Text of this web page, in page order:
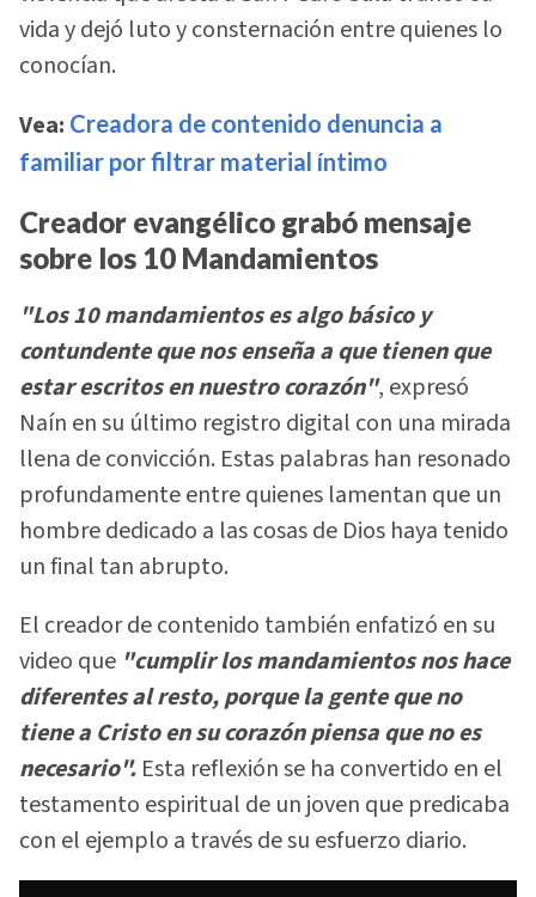
vida y dejó luto y consternación entre quienes lo
conocían.
Vea: Creadora de contenido denuncia a
familiar por filtrar material íntimo
Creador evangélico grabó mensaje
sobre los 10 Mandamientos
"Los 10 mandamientos es algo básico y
contundente que nos enseña a que tienen que
estar escritos en nuestro corazón", expresó
Naín en su último registro digital con una mirada
llena de convicción. Estas palabras han resonado
profundamente entre quienes lamentan que un
hombre dedicado a las cosas de Dios haya tenido
un final tan abrupto.
El creador de contenido también enfatizó en su
video que "cumplir los mandamientos nos hace
diferentes al resto, porque la gente que no
tiene a Cristo en su corazón piensa que no es
necesario". Esta reflexión se ha convertido en el
testamento espiritual de un joven que predicaba
con el ejemplo a través de su esfuerzo diario.